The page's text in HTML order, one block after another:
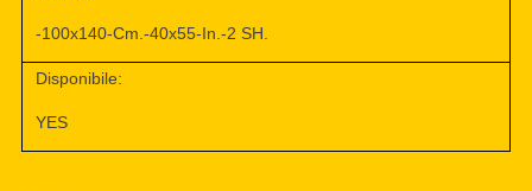
-100x140-Cm.-40x55-In.-2 SH.
Disponibile:
YES